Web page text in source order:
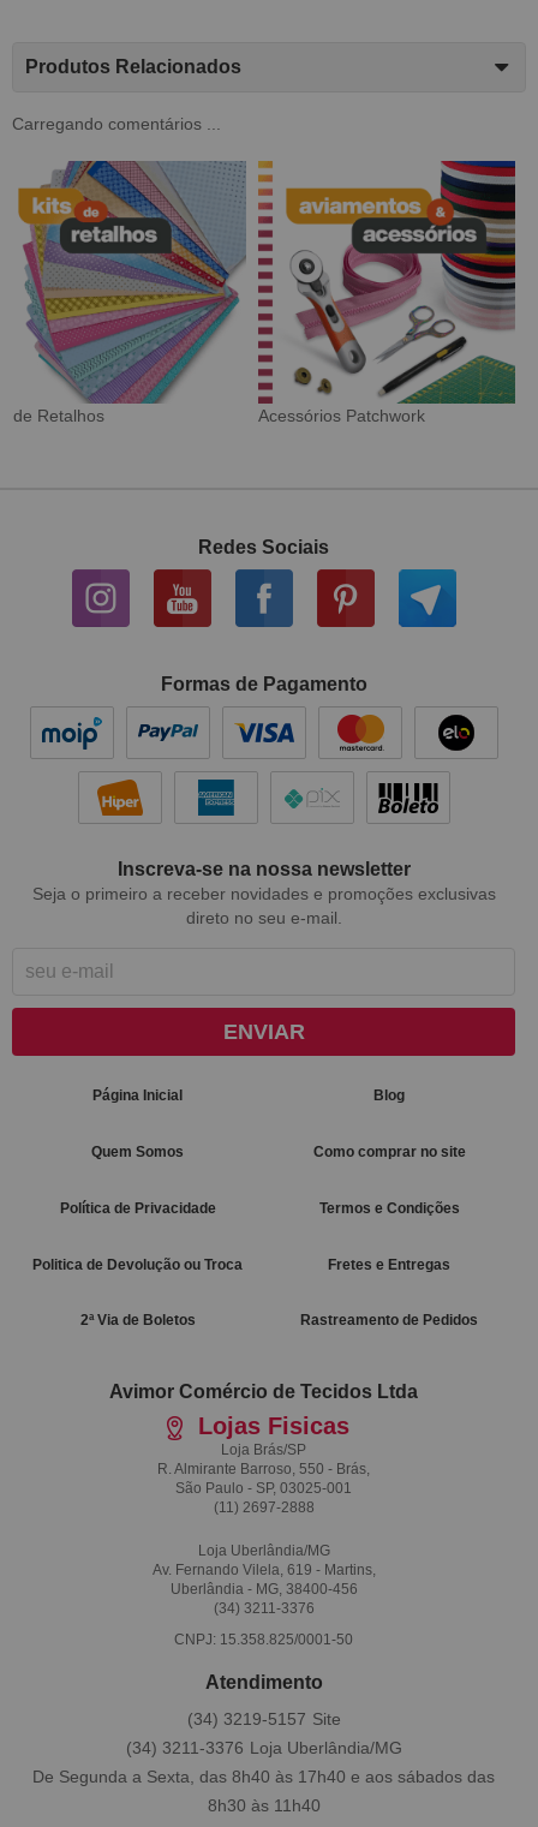
Produtos Relacionados
Carregando comentários ...
Sarja Impermeável
Redes Sociais
Formas de Pagamento
Inscreva-se na nossa newsletter
Seja o primeiro a receber novidades e promoções exclusivas
direto no seu e-mail.
ENVIAR
Página Inicial Blog
Quem Somos Como comprar no site
Política de Privacidade Termos e Condições
Politica de Devolução ou Troca Fretes e Entregas
2ª Via de Boletos Rastreamento de Pedidos
Avimor Comércio de Tecidos Ltda
Lojas Fisicas
Loja Brás/SP
R. Almirante Barroso, 550 - Brás,
São Paulo - SP, 03025-001
(11) 2697-2888
Loja Uberlândia/MG
Av. Fernando Vilela, 619 - Martins,
Uberlândia - MG, 38400-456
(34) 3211-3376
CNPJ: 15.358.825/0001-50
Atendimento
(34) 3211-3376
(34) 3219-5157
De Segunda a Sexta, das 8h40 às 17h40 e aos sábados das
8h30 às 11h40